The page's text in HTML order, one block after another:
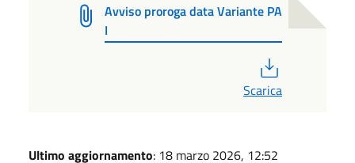
Avviso proroga data Variante PA
I
Scarica
Ultimo aggiornamento: 18 marzo 2026, 12:52